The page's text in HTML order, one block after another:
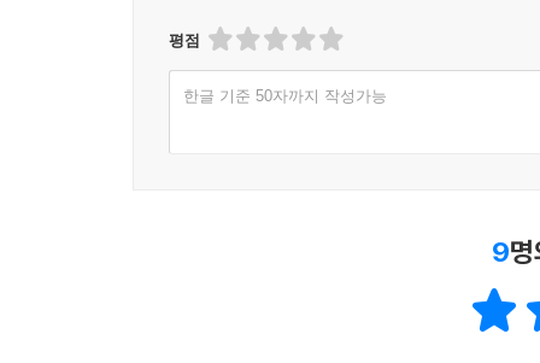
평점
한글 기준 50자까지 작성가능
9